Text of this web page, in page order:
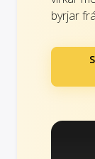
byrjar frá